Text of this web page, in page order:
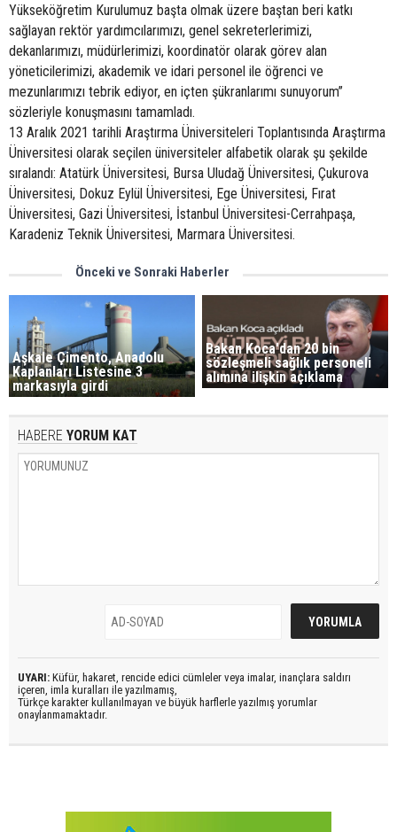
Yükseköğretim Kurulumuz başta olmak üzere baştan beri katkı
sağlayan rektör yardımcılarımızı, genel sekreterlerimizi,
dekanlarımızı, müdürlerimizi, koordinatör olarak görev alan
yöneticilerimizi, akademik ve idari personel ile öğrenci ve
mezunlarımızı tebrik ediyor, en içten şükranlarımı sunuyorum”
sözleriyle konuşmasını tamamladı.
13 Aralık 2021 tarihli Araştırma Üniversiteleri Toplantısında Araştırma
Üniversitesi olarak seçilen üniversiteler alfabetik olarak şu şekilde
sıralandı: Atatürk Üniversitesi, Bursa Uludağ Üniversitesi, Çukurova
Üniversitesi, Dokuz Eylül Üniversitesi, Ege Üniversitesi, Fırat
Üniversitesi, Gazi Üniversitesi, İstanbul Üniversitesi-Cerrahpaşa,
Karadeniz Teknik Üniversitesi, Marmara Üniversitesi.
Önceki ve Sonraki Haberler
Aşkale Çimento, Anadolu
Kaplanları Listesine 3
markasıyla girdi
Bakan Koca'dan 20 bin
sözleşmeli sağlık personeli
alımına ilişkin açıklama
HABERE YORUM KAT
UYARI: Küfür, hakaret, rencide edici cümleler veya imalar, inançlara saldırı
içeren, imla kuralları ile yazılmamış,
Türkçe karakter kullanılmayan ve büyük harflerle yazılmış yorumlar
onaylanmamaktadır.